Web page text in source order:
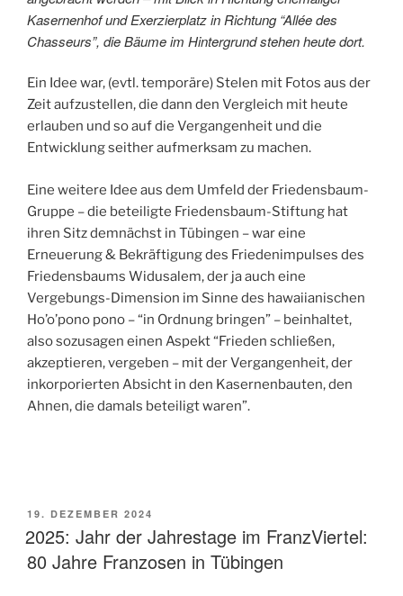
Kasernenhof und Exerzierplatz in Richtung “Allée des
Chasseurs”, die Bäume im Hintergrund stehen heute dort.
Ein Idee war, (evtl. temporäre) Stelen mit Fotos aus der
Zeit aufzustellen, die dann den Vergleich mit heute
erlauben und so auf die Vergangenheit und die
Entwicklung seither aufmerksam zu machen.
Eine weitere Idee aus dem Umfeld der Friedensbaum-
Gruppe – die beteiligte Friedensbaum-Stiftung hat
ihren Sitz demnächst in Tübingen – war eine
Erneuerung & Bekräftigung des Friedenimpulses des
Friedensbaums Widusalem, der ja auch eine
Vergebungs-Dimension im Sinne des hawaiianischen
Ho’o’pono pono – “in Ordnung bringen” – beinhaltet,
also sozusagen einen Aspekt “Frieden schließen,
akzeptieren, vergeben – mit der Vergangenheit, der
inkorporierten Absicht in den Kasernenbauten, den
Ahnen, die damals beteiligt waren”.
VERÖFFENTLICHT
AM
19. DEZEMBER 2024
2025: Jahr der Jahrestage im FranzViertel:
80 Jahre Franzosen in Tübingen